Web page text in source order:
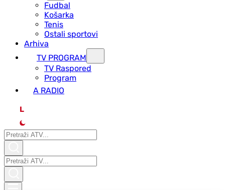
Fudbal
Košarka
Tenis
Ostali sportovi
Arhiva
TV PROGRAM
ТV Raspored
Program
A RADIO
L